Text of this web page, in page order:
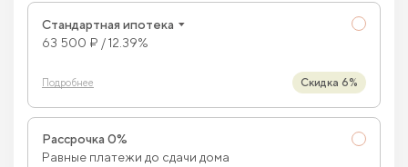
Стандартная ипотека
63 500 ₽ / 12.39%
Подробнее Скидка 6%
Рассрочка 0%
Равные платежи до сдачи дома